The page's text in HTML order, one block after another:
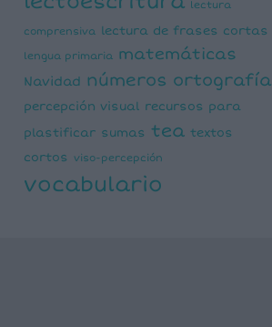
lectura
comprensiva lectura de frases cortas
lengua primaria matemáticas
Navidad números ortografía
percepción visual recursos para
plastificar sumas tea textos
cortos
viso-percepción
vocabulario